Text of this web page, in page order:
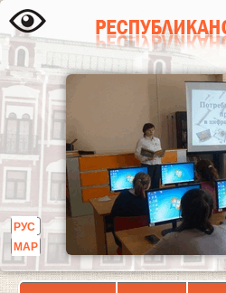
РУС
МАР